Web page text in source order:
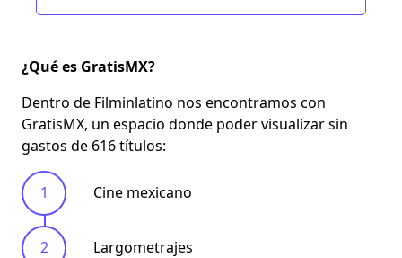
¿Qué es GratisMX?
Dentro de Filminlatino nos encontramos con
GratisMX, un espacio donde poder visualizar sin
gastos de 616 títulos:
Cine mexicano
Largometrajes